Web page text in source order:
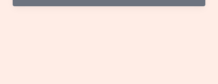
Fragmentado